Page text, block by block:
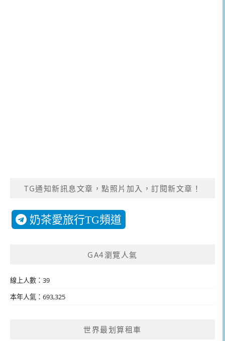
TG通知新訊息文章，點照片加入，訂閱新文章！
奶茶愛旅行TG頻道
GA4瀏覽人氣
線上人數：39
本年人氣：693,325
世界最划算租車